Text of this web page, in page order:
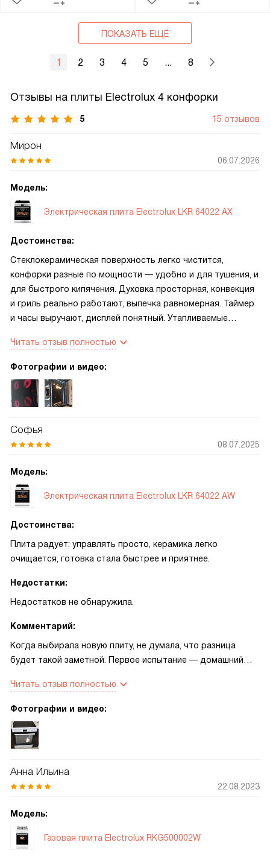
ПОКАЗАТЬ ЕЩЁ
1 2 3 4 5 ... 8
Отзывы на плиты Electrolux 4 конфорки
5 15 отзывов
Мирон
06.07.2026
Модель:
Электрическая плита Electrolux LKR 64022 AX
Достоинства:
Стеклокерамическая поверхность легко чистится,
конфорки разные по мощности — удобно и для тушения, и
для быстрого кипячения. Духовка просторная, конвекция
и гриль реально работают, выпечка равномерная. Таймер
и часы выручают, дисплей понятный. Утапливаемые
Читать отзыв полностью
Фотографии и видео:
Софья
08.07.2025
Модель:
Электрическая плита Electrolux LKR 64022 AW
Достоинства:
Плита радует: управлять просто, керамика легко
очищается, готовка стала быстрее и приятнее.
Недостатки:
Недостатков не обнаружила.
Комментарий:
Когда выбирала новую плиту, не думала, что разница
будет такой заметной. Первое испытание — домашний
корочка равномерно пропеклась, и я не переживала, что
снизу что‑то пригорит. Раньше мне приходилось следить
часам, у меня появилось больше времени на общение с
детьми и хозяйственные мелочи. Один из вечеров
готовила запеканку, подогревала соус на конфорке и
допекала хлеб в духовке. Управление простое,
инструкции. Дисплей и таймер помогли не терять
контроль, а стеклокерамическая поверхность
действительно легче очищается — пятна от соуса и
Читать отзыв полностью
Фотографии и видео:
Анна Ильина
22.08.2023
Модель:
Газовая плита Electrolux RKG500002W